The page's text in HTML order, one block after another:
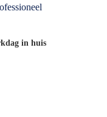
in huis